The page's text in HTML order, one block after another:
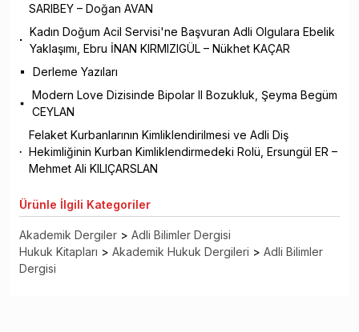
SARIBEY – Doğan AVAN
Kadın Doğum Acil Servisi'ne Başvuran Adli Olgulara Ebelik
Yaklaşımı, Ebru İNAN KIRMIZIGÜL – Nükhet KAÇAR
Derleme Yazıları
Modern Love Dizisinde Bipolar II Bozukluk, Şeyma Begüm
CEYLAN
Felaket Kurbanlarının Kimliklendirilmesi ve Adli Diş
Hekimliğinin Kurban Kimliklendirmedeki Rolü, Ersungül ER –
Mehmet Ali KILIÇARSLAN
Ürünle İlgili Kategoriler
Akademik Dergiler > Adli Bilimler Dergisi
Hukuk Kitapları > Akademik Hukuk Dergileri > Adli Bilimler
Dergisi